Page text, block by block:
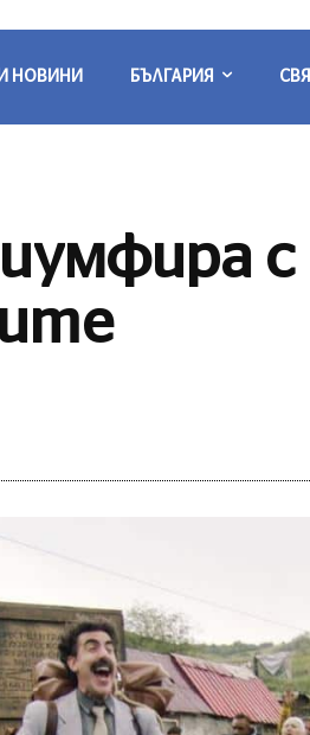
НОВИНИ БЪЛГАРИЯ
с